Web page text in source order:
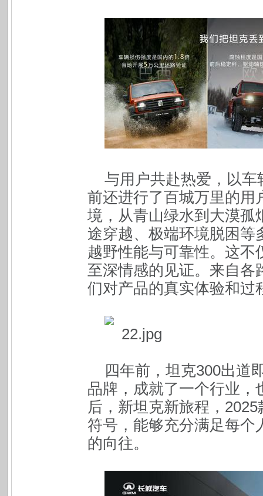
与用户共赴热爱，以
前还进行了百城万里的用
境，从青山绿水到大漠孤
途穿越、极端环境脱困等
越野性能与可靠性。这不
至深情感的见证。来自各
们对产品的真实体验和过
四年前，坦克300出道
品牌，成就了一个行业，
后，新坦克新旅程，
符号，能够充分满足每个
的向往。